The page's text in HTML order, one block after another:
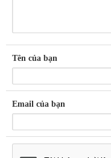
Tên của bạn
Email của bạn